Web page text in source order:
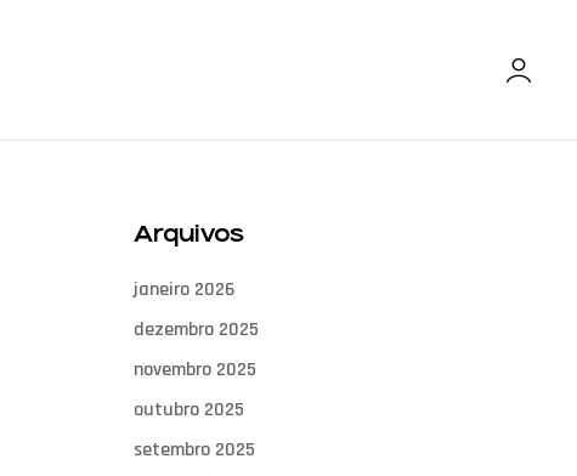
Arquivos
janeiro 2026
dezembro 2025
novembro 2025
outubro 2025
setembro 2025